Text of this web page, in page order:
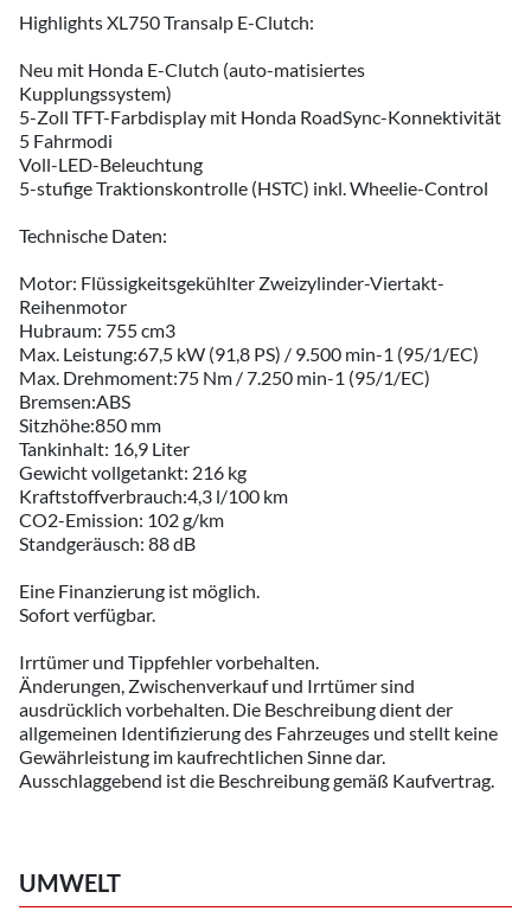
Highlights XL750 Transalp E-Clutch:
Neu mit Honda E-Clutch (auto-matisiertes
Kupplungssystem)
5-Zoll TFT-Farbdisplay mit Honda RoadSync-Konnektivität
5 Fahrmodi
Voll-LED-Beleuchtung
5-stufige Traktionskontrolle (HSTC) inkl. Wheelie-Control
Technische Daten:
Motor: Flüssigkeitsgekühlter Zweizylinder-Viertakt-
Reihenmotor
Hubraum: 755 cm3
Max. Leistung:67,5 kW (91,8 PS) / 9.500 min-1 (95/1/EC)
Max. Drehmoment:75 Nm / 7.250 min-1 (95/1/EC)
Bremsen:ABS
Sitzhöhe:850 mm
Tankinhalt: 16,9 Liter
Gewicht vollgetankt: 216 kg
Kraftstoffverbrauch:4,3 l/100 km
CO2-Emission: 102 g/km
Standgeräusch: 88 dB
Eine Finanzierung ist möglich.
Sofort verfügbar.
Irrtümer und Tippfehler vorbehalten.
Änderungen, Zwischenverkauf und Irrtümer sind
ausdrücklich vorbehalten. Die Beschreibung dient der
allgemeinen Identifizierung des Fahrzeuges und stellt keine
Gewährleistung im kaufrechtlichen Sinne dar.
Ausschlaggebend ist die Beschreibung gemäß Kaufvertrag.
UMWELT